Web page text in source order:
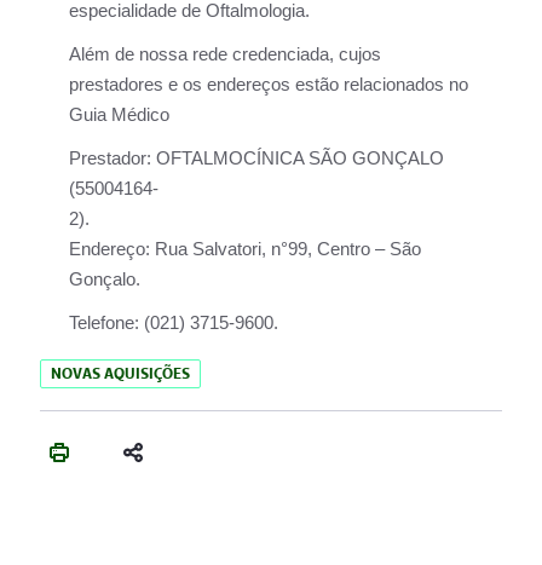
especialidade de Oftalmologia.
Além de nossa rede credenciada, cujos
prestadores e os endereços estão relacionados no
Guia Médico
Prestador: OFTALMOCÍNICA SÃO GONÇALO
(55004164-
2).
Endereço: Rua Salvatori, n°99, Centro – São
Gonçalo.
Telefone: (021) 3715-9600.
NOVAS AQUISIÇÕES